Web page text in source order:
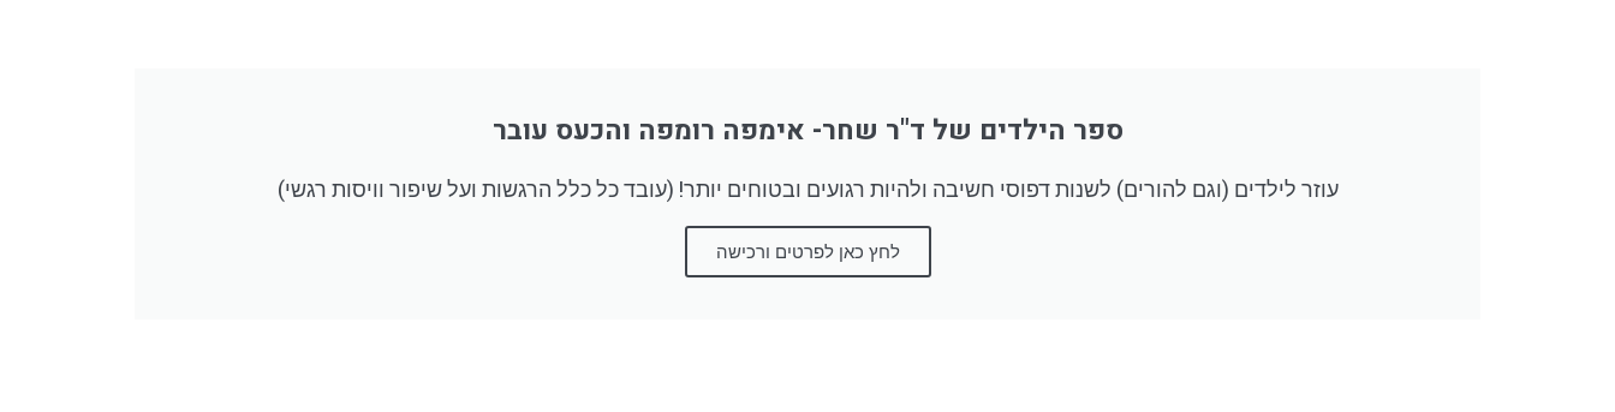
ספר הילדים של ד"ר שחר- אימפה רומפה והכעס עובר
עוזר לילדים (וגם להורים) לשנות דפוסי חשיבה ולהיות רגועים ובטוחים יותר! (עובד כל כלל הרגשות ועל שיפור וויסות רגשי)
לחץ כאן לפרטים ורכישה